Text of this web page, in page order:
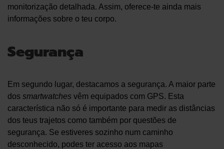
monitorização detalhada. Assim, oferece-te ainda mais
informações sobre o teu corpo.
Segurança
Em segundo lugar, destacamos a segurança. A maior parte
dos smartwatches vêm equipados com GPS. Esta
característica não só é importante para medir as distâncias
dos teus trajetos como também por questões de
segurança. Se estiveres sozinho num caminho
desconhecido, podes ter acesso aos mapas